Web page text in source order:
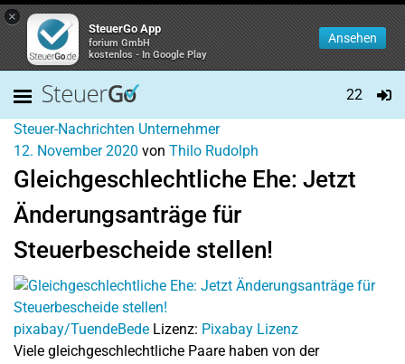
×
SteuerGo App
forium GmbH
kostenlos - In Google Play
Ansehen
22
Steuer-Nachrichten Unternehmer
12. November 2020 von Thilo Rudolph
Gleichgeschlechtliche Ehe: Jetzt
Änderungsanträge für
Steuerbescheide stellen!
pixabay/TuendeBede Lizenz: Pixabay Lizenz
Viele gleichgeschlechtliche Paare haben von der